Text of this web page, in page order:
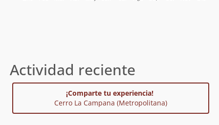
Actividad reciente
¡Comparte tu experiencia!
Cerro La Campana (Metropolitana)